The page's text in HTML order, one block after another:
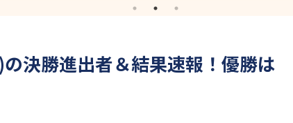
決勝進出者＆結果速報！優勝は